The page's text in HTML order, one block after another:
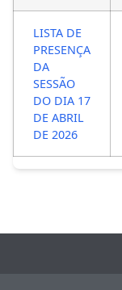
LISTA DE
PRESENÇA
DA
SESSÃO
DO DIA 17
DE ABRIL
DE 2026